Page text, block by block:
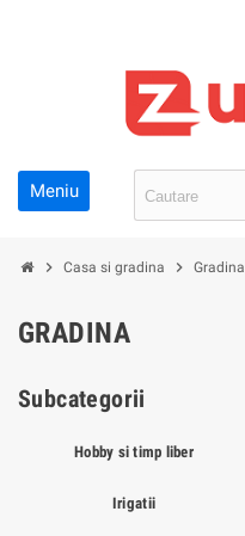
Meniu
chevron_right Casa si gradina chevron_right Gradina
GRADINA
Subcategorii
Hobby si timp liber
Irigatii